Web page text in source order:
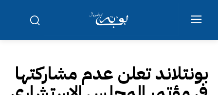
بونتلاند تعلن عدم مشاركتها